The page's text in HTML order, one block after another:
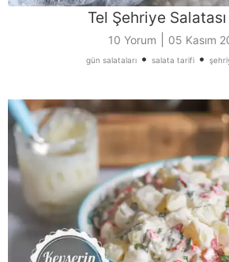
Tel Şehriye
10 Yorum 05 Kasım
gün salataları • salata tarifi •